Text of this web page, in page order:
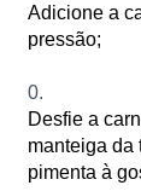
Adicione a
pressão;
Desfie a
manteiga da
pimenta à